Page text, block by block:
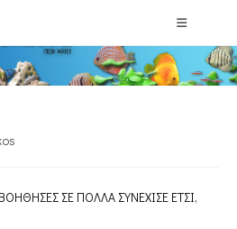
Blog
ΣΕ ΠΟΛΛΑ ΣΥΝΕΧΙΣΕ ΕΤΣΙ,